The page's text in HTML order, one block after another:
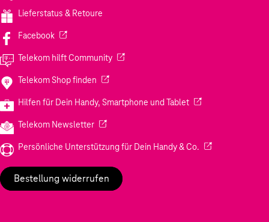
Lieferstatus & Retoure
Facebook(Wird in einem neuen Tab geöffnet)
Telekom hilft Community(Wird in einem neuen Tab geöffnet)
Telekom Shop finden (Wird in einem neuen Tab geöffnet)
Hilfen für Dein Handy, Smartphone und Tablet(Wird in einem
Telekom Newsletter(Wird in einem neuen Tab geöffnet)
Persönliche Unterstützung für Dein Handy & Co. (Wird in einem
Bestellung widerrufen